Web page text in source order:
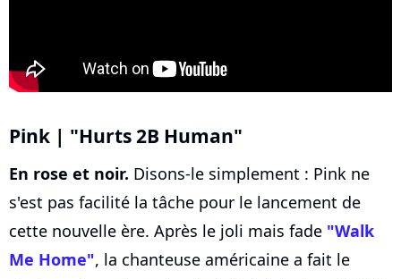
Pink | "Hurts 2B Human"
En rose et noir. Disons-le simplement : Pink ne
s'est pas facilité la tâche pour le lancement de
cette nouvelle ère. Après le joli mais fade "Walk
Me Home", la chanteuse américaine a fait le